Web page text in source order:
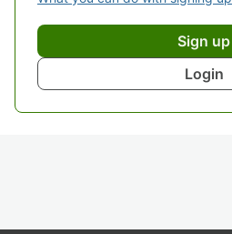
Sign up
Login